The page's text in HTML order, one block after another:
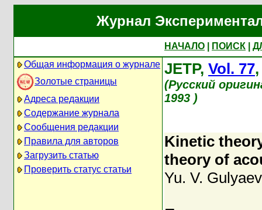
Журнал
НАЧАЛО ПОИСК
Общая информация о журнале
Золотые страницы
Адреса редакции
Содержание журнала
Сообщения редакции
Правила для авторов
Загрузить статью
Проверить статус статьи
JETP, Vol. 77
(Русский
1993 )
Kinetic
theory of
Yu. V. Gulyaev